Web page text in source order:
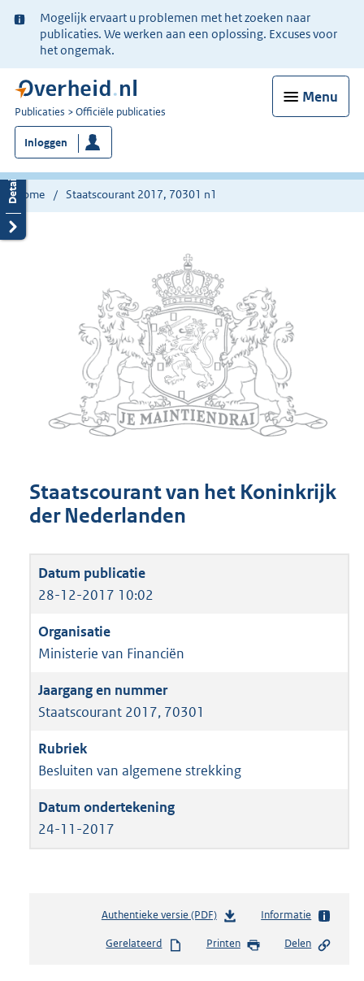
Ter
informatie:
Mogelijk ervaart u problemen met het zoeken naar
publicaties. We werken aan een oplossing. Excuses voor
het ongemak.
Menu
U
bent
nu
hier:
Publicaties Officiële publicaties
Inloggen
Home Staatscourant 2017, 70301 n1
Staatscourant van het Koninkrijk
der Nederlanden
28-12-2017 10:02
Ministerie van Financiën
Staatscourant 2017, 70301
Besluiten van algemene strekking
24-11-2017
Authentieke versie (PDF)b
s
Informatie
Gerelateerd Printen Delen